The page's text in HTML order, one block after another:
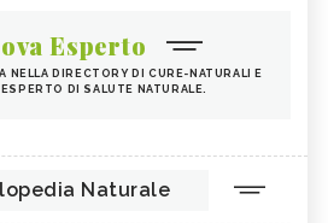
Esperto
NELLA DIRECTORY DI CURE-NATURALI E
DI SALUTE NATURALE.
Naturale